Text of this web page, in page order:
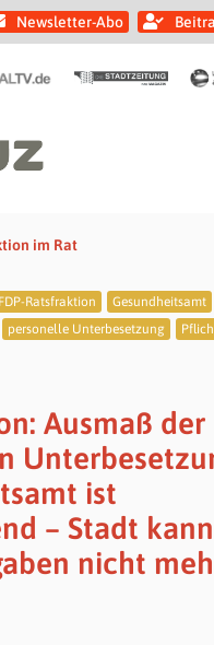
Newsletter-Abo
im Rat
FDP-Ratsfraktion Gesundheitsamt
personelle Unterbesetzung
Ausmaß der
ist
– Stadt kann
nicht